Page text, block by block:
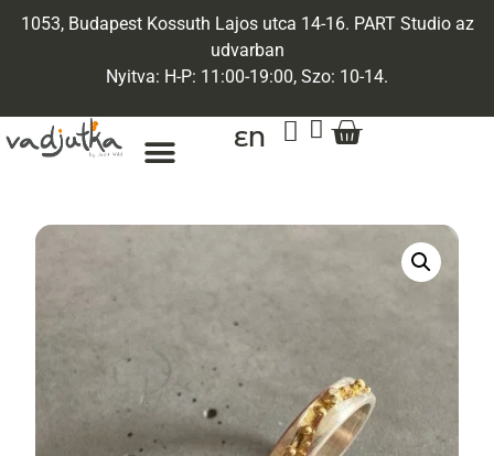
1053, Budapest Kossuth Lajos utca 14-16. PART Studio az
udvarban
Nyitva: H-P: 11:00-19:00, Szo: 10-14.
EN